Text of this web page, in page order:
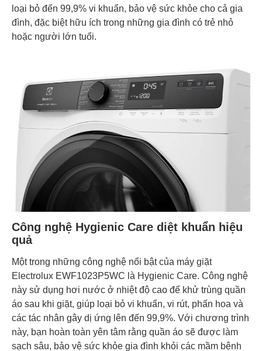
loại bỏ đến 99,9% vi khuẩn, bảo vệ sức khỏe cho cả gia
đình, đặc biệt hữu ích trong những gia đình có trẻ nhỏ
hoặc người lớn tuổi.
Công nghệ Hygienic Care diệt khuẩn hiệu
quả
Một trong những công nghệ nổi bật của máy giặt
Electrolux EWF1023P5WC là Hygienic Care. Công nghệ
này sử dụng hơi nước ở nhiệt độ cao để khử trùng quần
áo sau khi giặt, giúp loại bỏ vi khuẩn, vi rút, phấn hoa và
các tác nhân gây dị ứng lên đến 99,9%. Với chương trình
này, bạn hoàn toàn yên tâm rằng quần áo sẽ được làm
sạch sâu, bảo vệ sức khỏe gia đình khỏi các mầm bệnh